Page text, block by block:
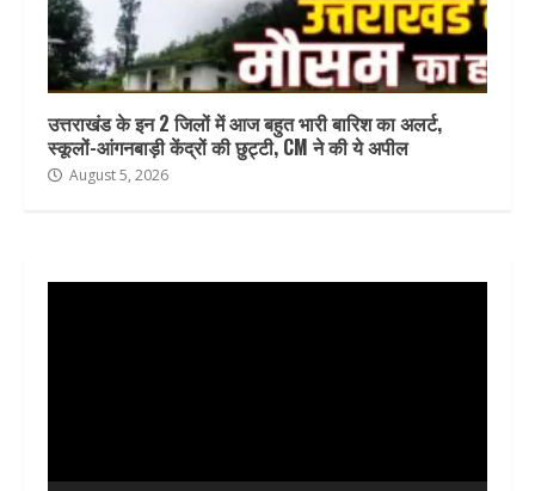
उत्तराखंड के इन 2 जिलों में आज बहुत भारी बारिश का अलर्ट,
स्कूलों-आंगनबाड़ी केंद्रों की छुट्टी, CM ने की ये अपील
August 5, 2026